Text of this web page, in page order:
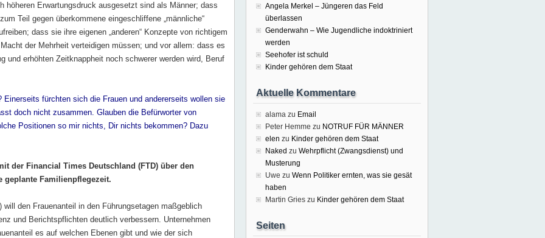
höheren Erwartungsdruck ausgesetzt sind als Männer; dass
Teil gegen überkommene eingeschliffene „männliche“
dass sie ihre eigenen „anderen“ Konzepte von richtigem
der Mehrheit verteidigen müssen; und vor allem: dass es
und erhöhten Zeitknappheit noch schwerer werden wird, Beruf
fürchten sich die Frauen und andererseits wollen sie
doch nicht zusammen. Glauben die Befürworter von
Positionen so mir nichts, Dir nichts bekommen? Dazu
der Financial Times Deutschland (FTD) über den
geplante Familienpflegezeit.
den Frauenanteil in den Führungsetagen maßgeblich
und Berichtspflichten deutlich verbessern. Unternehmen
es auf welchen Ebenen gibt und wie der sich
Angela Merkel – Jüngeren das Feld
überlassen
Genderwahn – Wie Jugendliche indoktriniert
werden
Seehofer ist schuld
Kinder gehören dem Staat
Aktuelle Kommentare
alama zu Email
Peter Hemme zu NOTRUF FÜR MÄNNER
elen zu Kinder gehören dem Staat
Naked zu Wehrpflicht (Zwangsdienst) und
Musterung
Uwe zu Wenn Politiker ernten, was sie gesät
haben
Martin Gries zu Kinder gehören dem Staat
Seiten